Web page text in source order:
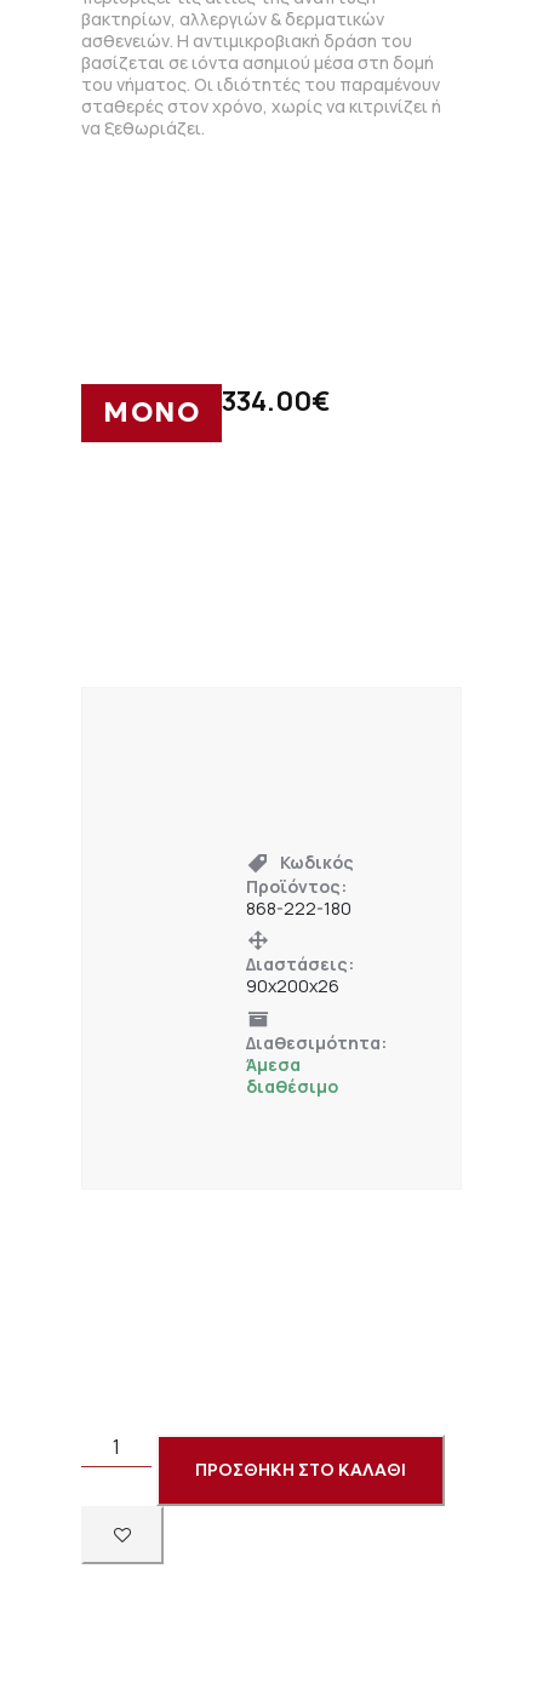
βακτηρίων, αλλεργιών & δερματικών
ασθενειών. Η αντιμικροβιακή δράση του
βασίζεται σε ιόντα ασημιού μέσα στη δομή
του νήματος. Οι ιδιότητές του παραμένουν
σταθερές στον χρόνο, χωρίς να κιτρινίζει ή
να ξεθωριάζει.
ΜΟΝΟ 334.00€
Κωδικός
Προϊόντος:
868-222-180
Διαστάσεις:
90x200x26
Διαθεσιμότητα:
Άμεσα
διαθέσιμο
ΠΡΟΣΘΗΚΗ ΣΤΟ ΚΑΛΑΘΙ